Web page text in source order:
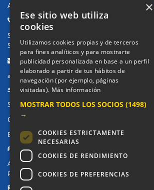
Avda. de Pablo Iglesias, 4. Alcorcón
Teléfonos:
Secretaría Ppal:
Secretaría Infantil:91 643 61 33
Email:
alkor@colegioalkor.com
SUGERENCIAS Y CANAL DE DENUNCIAS
Sugerencias, Quejas, Reclamaciones y
Canal de denuncias
Buzón denuncia drogas CM
PRIVACIDAD
Aviso legal / Política de privacidad
Política de Cookies
×
Ese sitio web utiliza
cookies
Utilizamos cookies propias y de terceros
para fines analíticos y para mostrarte
publicidad personalizada en base a un perfil
elaborado a partir de tus hábitos de
navegación (por ejemplo, páginas
visitadas). Más información
MOSTRAR TODOS LOS SOCIOS (1498)
→
COOKIES ESTRICTAMENTE
NECESARIAS
COOKIES DE RENDIMIENTO
COOKIES DE PREFERENCIAS